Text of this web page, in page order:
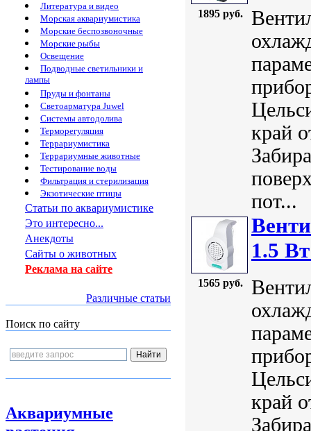
Литература и видео
Морская аквариумистика
Морские беспозвоночные
Морские рыбы
Освещение
Подводные светильники и
лампы
Пруды и фонтаны
Светоарматура Juwel
Системы автодолива
Терморегуляция
Террариумистика
Террариумные животные
Тестирование воды
Фильтрация и стерилизация
Экзотические птицы
Статьи по аквариумистике
Это интересно...
Анекдоты
Сайты о животных
Реклама на сайте
Различные статьи
Поиск по сайту
Аквариумные
1895 руб.
край
пот...
1565 руб.
1.5
край